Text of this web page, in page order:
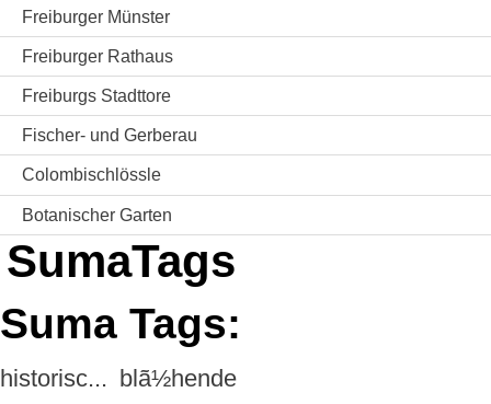
Freiburger Münster
Freiburger Rathaus
Freiburgs Stadttore
Fischer- und Gerberau
Colombischlössle
Botanischer Garten
SumaTags
Suma Tags:
historisc... blã½hende